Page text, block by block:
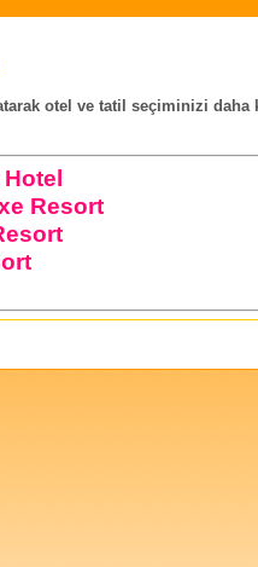
otel ve tatil seçiminizi daha
Resort